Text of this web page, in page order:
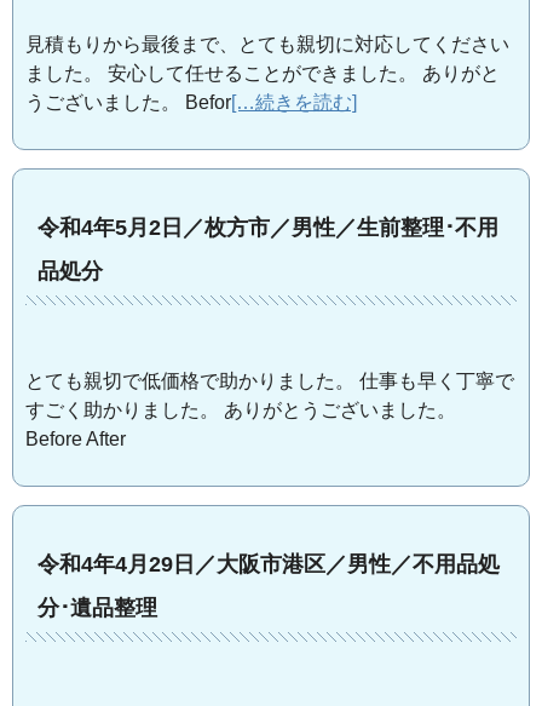
見積もりから最後まで、とても親切に対応してください
ました。 安心して任せることができました。 ありがと
うございました。 Befor[…続きを読む]
令和4年5月2日／枚方市／男性／生前整理･不用
品処分
とても親切で低価格で助かりました。 仕事も早く丁寧で
すごく助かりました。 ありがとうございました。
Before After
令和4年4月29日／大阪市港区／男性／不用品処
分･遺品整理